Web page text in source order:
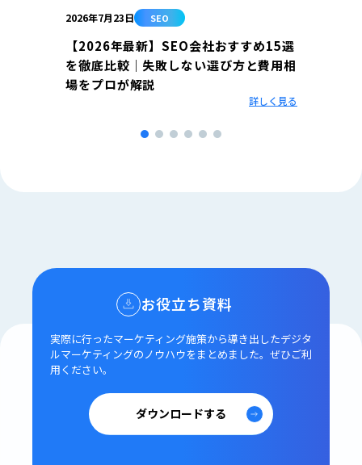
2026年7月23日 SEO
【2026年最新】SEO会社おすすめ15選
を徹底比較｜失敗しない選び方と費用相
場をプロが解説
詳しく見る
お役立ち資料
実際に行ったマーケティング施策から導き出したデジタ
ルマーケティングのノウハウをまとめました。 ぜひご利
用ください。
ダウンロードする